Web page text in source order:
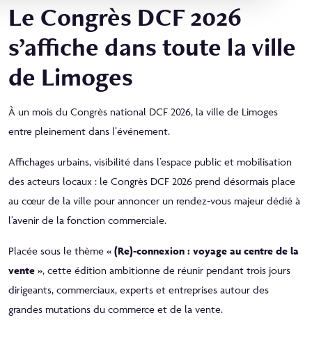
Le Congrès DCF 2026
s’affiche dans toute la ville
de Limoges
À un mois du Congrès national DCF 2026, la ville de Limoges
entre pleinement dans l’événement.
Affichages urbains, visibilité dans l’espace public et mobilisation
des acteurs locaux : le Congrès DCF 2026 prend désormais place
au cœur de la ville pour annoncer un rendez-vous majeur dédié à
l’avenir de la fonction commerciale.
Placée sous le thème « (Re)-connexion : voyage au centre de la
vente », cette édition ambitionne de réunir pendant trois jours
dirigeants, commerciaux, experts et entreprises autour des
grandes mutations du commerce et de la vente.